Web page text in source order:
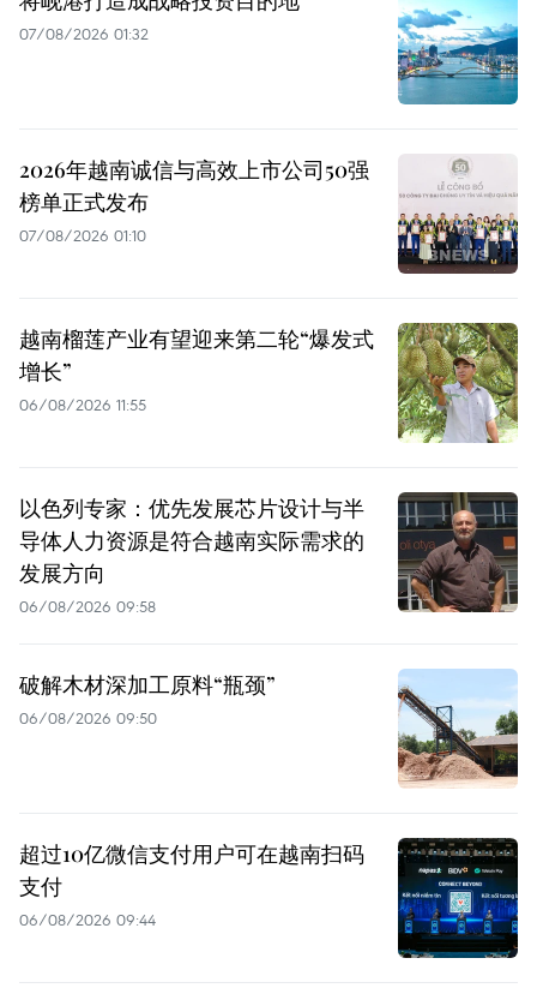
07/08/2026 01:32
2026年越南诚信与高效上市公司50强
榜单正式发布
07/08/2026 01:10
越南榴莲产业有望迎来第二轮“爆发式
增长”
06/08/2026 11:55
以色列专家：优先发展芯片设计与半
导体人力资源是符合越南实际需求的
发展方向
06/08/2026 09:58
破解木材深加工原料“瓶颈”
06/08/2026 09:50
超过10亿微信支付用户可在越南扫码
支付
06/08/2026 09:44